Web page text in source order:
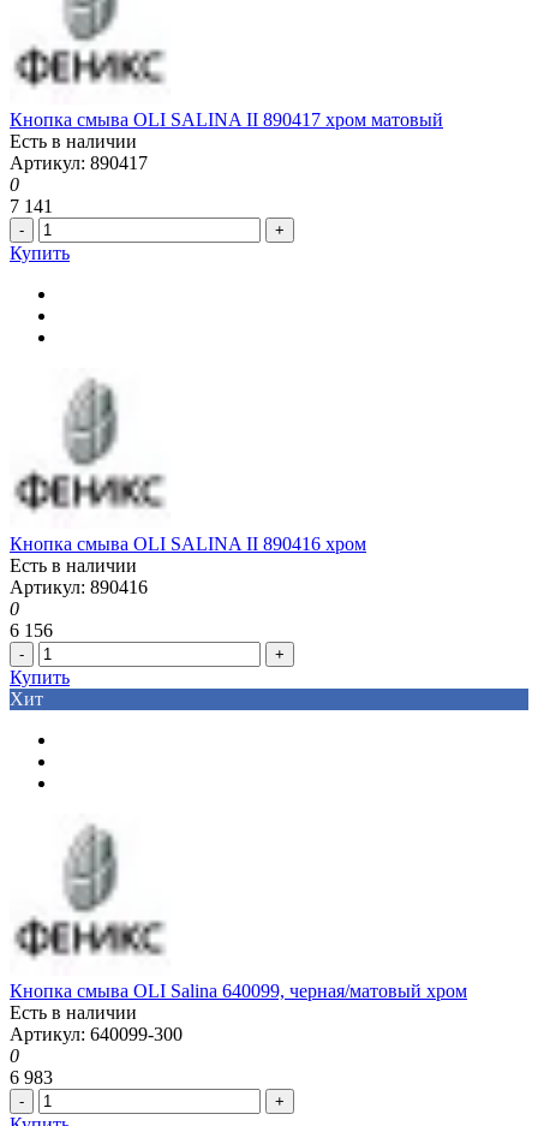
Кнопка смыва OLI SALINA II 890417 хром матовый
Есть в наличии
Артикул: 890417
0
7 141
- +
Купить
Кнопка смыва OLI SALINA II 890416 хром
Есть в наличии
Артикул: 890416
0
6 156
- +
Купить
Хит
Кнопка смыва OLI Salina 640099, черная/матовый хром
Есть в наличии
Артикул: 640099-300
0
6 983
- +